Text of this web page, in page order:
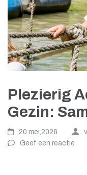
Plezierig
Gezin:
20 mei,2026
Geef een reactie